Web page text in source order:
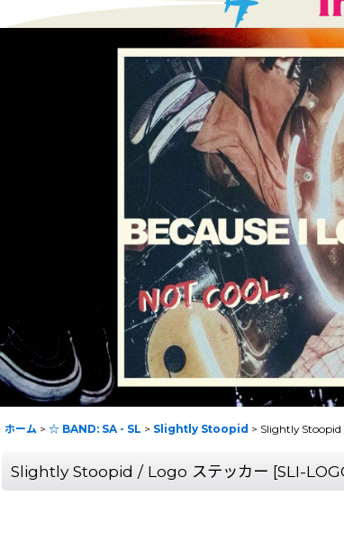
ホーム > ☆ BAND: SA - SL > Slightly Stoopid > Slightly Stoopid
Slightly Stoopid / Logo ステッカー [SLI-